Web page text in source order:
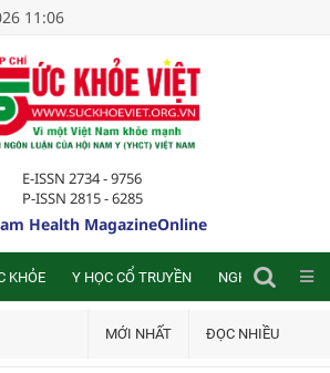
11:06
E-ISSN 2734 - 9756
P-ISSN 2815 - 6285
Health MagazineOnline
KHỎE Y HỌC CỔ TRUYỀN NGHIÊN CỨU
MỚI NHẤT ĐỌC NHIỀU